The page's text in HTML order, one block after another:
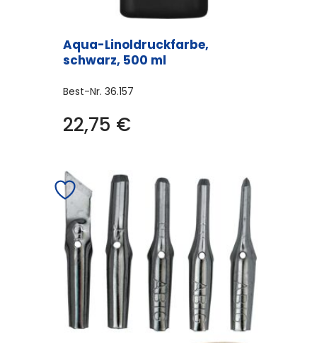
Aqua-Linoldruckfarbe,
schwarz, 500 ml
Best-Nr. 36.157
22,75 €